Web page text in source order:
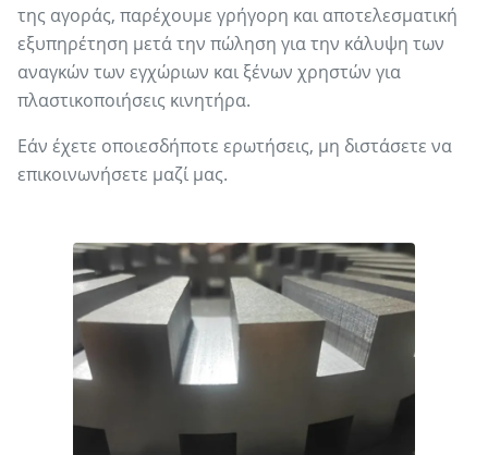
της αγοράς, παρέχουμε γρήγορη και αποτελεσματική
εξυπηρέτηση μετά την πώληση για την κάλυψη των
αναγκών των εγχώριων και ξένων χρηστών για
πλαστικοποιήσεις κινητήρα.
Εάν έχετε οποιεσδήποτε ερωτήσεις, μη διστάσετε να
επικοινωνήσετε μαζί μας.